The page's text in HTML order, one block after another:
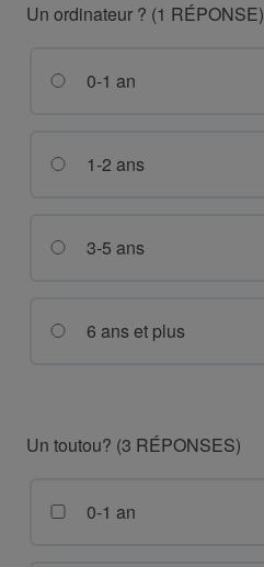
Un ordinateur ? (1 RÉPONSE)
0-1 an
1-2 ans
3-5 ans
6 ans et plus
Un toutou? (3 RÉPONSES)
0-1 an